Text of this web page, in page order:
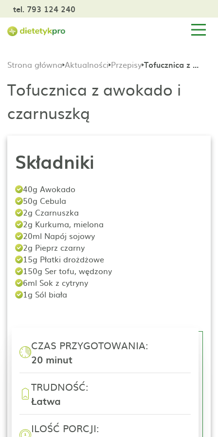
tel. 793 124 240
Strona główna Aktualności Przepisy Tofucznica z awokado i czarnuszką
Tofucznica z awokado i
czarnuszką
Składniki
40g Awokado
50g Cebula
2g Czarnuszka
2g Kurkuma, mielona
20ml Napój sojowy
2g Pieprz czarny
15g Płatki drożdżowe
150g Ser tofu, wędzony
6ml Sok z cytryny
1g Sól biała
CZAS PRZYGOTOWANIA:
20 minut
TRUDNOŚĆ:
Łatwa
ILOŚĆ PORCJI: